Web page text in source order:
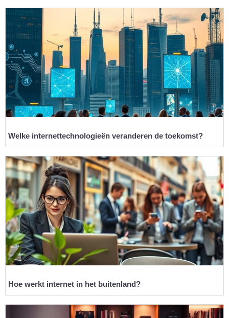
Welke internettechnologieën veranderen de toekomst?
Hoe werkt internet in het buitenland?